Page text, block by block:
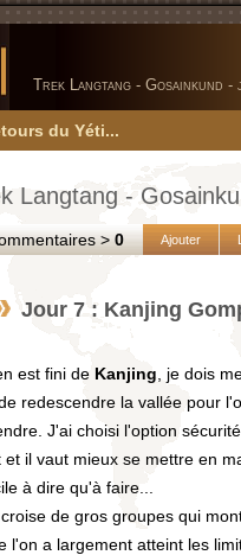
Trek Langtang - Gosainkund
du Yéti...
Langtang -
>0 Ajouter
Jour 7 : Kanjing
est fini de Kanjing , je dois
redescendre la vallée pour
J'ai choisi l'option
et il vaut mieux se mettre en
à dire qu'à faire...
de gros groupes qui
l'on a largement atteint les